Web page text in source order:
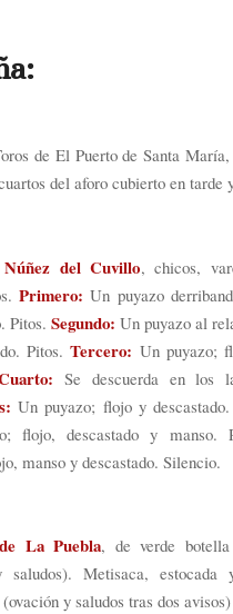
de El Puerto de Santa
del aforo cubierto en tarde
del Cuvillo, chicos,
Primero: Un puyazo
Pitos. Segundo: Un puyazo al
Pitos.Tercero: Un puyazo;
Se descuerda en los
Un puyazo; flojo y
flojo, descastado y manso.
manso y descastado. Silencio.
La Puebla, de verde
saludos). Metisaca,
y saludos tras dos avisos)